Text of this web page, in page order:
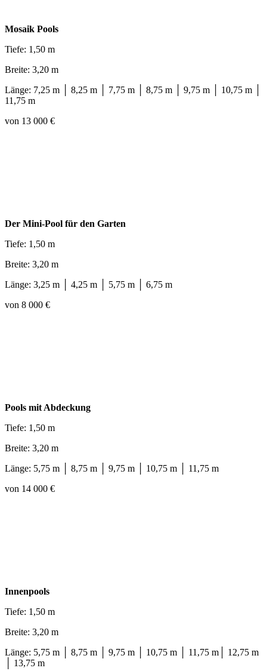
Mosaik Pools
Tiefe: 1,50 m
Breite: 3,20 m
Länge: 7,25 m │ 8,25 m │ 7,75 m │ 8,75 m │ 9,75 m │ 10,75 m │
11,75 m
von 13 000 €
Der Mini-Pool für den Garten
Tiefe: 1,50 m
Breite: 3,20 m
Länge: 3,25 m │ 4,25 m │ 5,75 m │ 6,75 m
von 8 000 €
Pools mit Abdeckung
Tiefe: 1,50 m
Breite: 3,20 m
Länge: 5,75 m │ 8,75 m │ 9,75 m │ 10,75 m │ 11,75 m
von 14 000 €
Innenpools
Tiefe: 1,50 m
Breite: 3,20 m
Länge: 5,75 m │ 8,75 m │ 9,75 m │ 10,75 m │ 11,75 m│ 12,75 m
│ 13,75 m